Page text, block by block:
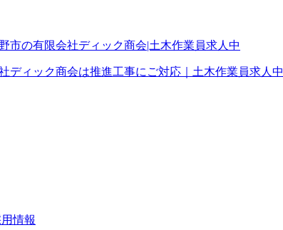
ディック商会は推進工事にご対応｜土木作業員求人中